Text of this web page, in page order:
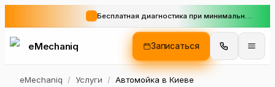
Бесплатная диагностика при минимальном заказе
eMechaniq Записаться
eMechaniq / Услуги / Автомойка в Киеве